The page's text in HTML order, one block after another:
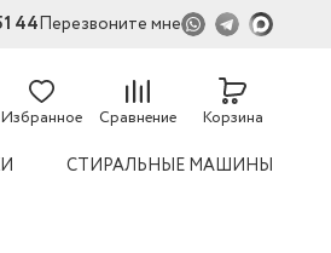
44Перезвоните мне
Избранное Сравнение
54
Корзина
СТИРАЛЬНЫЕ МАШИНЫ